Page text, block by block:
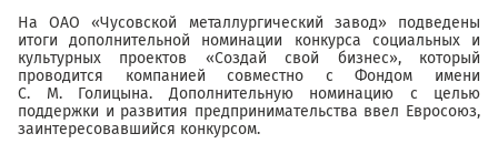
На ОАО «Чусовской металлургический завод» подведены
итоги дополнительной номинации конкурса социальных и
культурных проектов «Создай свой бизнес», который
проводится компанией совместно с Фондом имени
С. М. Голицына. Дополнительную номинацию с целью
поддержки и развития предпринимательства ввел Евросоюз,
заинтересовавшийся конкурсом.